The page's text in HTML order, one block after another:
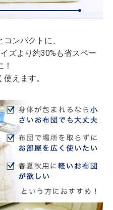
ンパクトに、
ズより約30%も省スペー
！
えます。